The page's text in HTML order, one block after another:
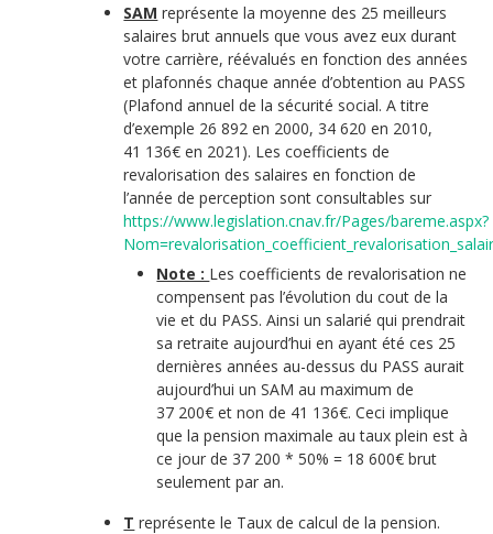
SAM représente la moyenne des 25 meilleurs
salaires brut annuels que vous avez eux durant
votre carrière, réévalués en fonction des années
et plafonnés chaque année d’obtention au PASS
(Plafond annuel de la sécurité social. A titre
d’exemple 26 892 en 2000, 34 620 en 2010,
41 136€ en 2021). Les coefficients de
revalorisation des salaires en fonction de
l’année de perception sont consultables sur
https://www.legislation.cnav.fr/Pages/bareme.aspx?
Note : Les coefficients de revalorisation ne
compensent pas l’évolution du cout de la
vie et du PASS. Ainsi un salarié qui prendrait
sa retraite aujourd’hui en ayant été ces 25
dernières années au-dessus du PASS aurait
aujourd’hui un SAM au maximum de
37 200€ et non de 41 136€. Ceci implique
que la pension maximale au taux plein est à
ce jour de 37 200 * 50% = 18 600€ brut
seulement par an.
T représente le Taux de calcul de la pension.